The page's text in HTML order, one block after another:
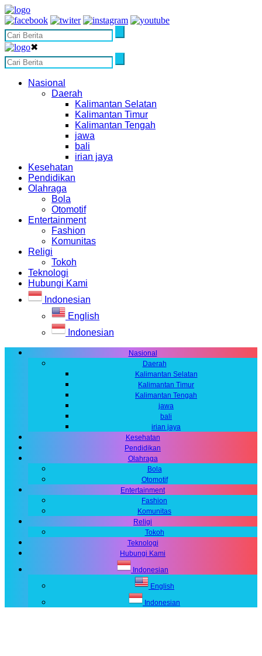
✖
Nasional
Daerah
Kalimantan Selatan
Kalimantan Timur
Kalimantan Tengah
jawa
bali
irian jaya
Kesehatan
Pendidikan
Olahraga
Bola
Otomotif
Entertainment
Fashion
Komunitas
Religi
Tokoh
Teknologi
Hubungi Kami
Indonesian
English
Indonesian
Nasional
Daerah
Kalimantan Selatan
Kalimantan Timur
Kalimantan Tengah
jawa
bali
irian jaya
Kesehatan
Pendidikan
Olahraga
Bola
Otomotif
Entertainment
Fashion
Komunitas
Religi
Tokoh
Teknologi
Hubungi Kami
Indonesian
English
Indonesian